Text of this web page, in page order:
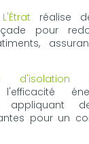
réalise
pour
d'isolation
appliquant
pour un